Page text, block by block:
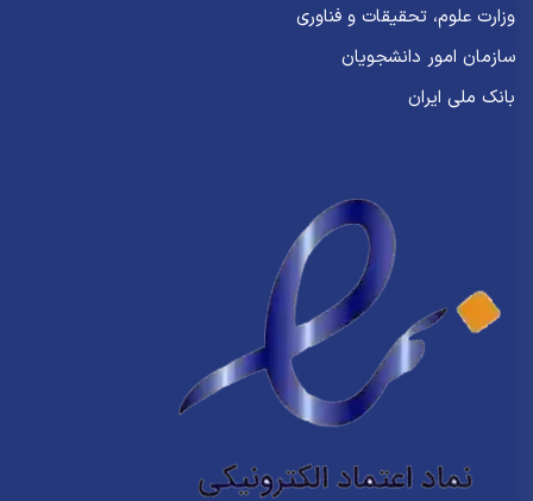
وزارت علوم، تحقیقات و فناوری
سازمان امور دانشجویان
بانک ملی ایران